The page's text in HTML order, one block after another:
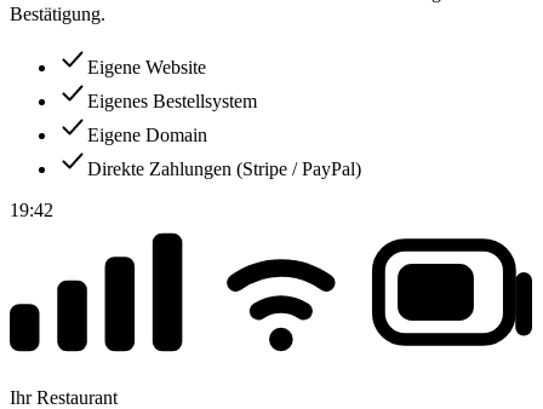
Bestätigung.
Eigene Website
Eigenes Bestellsystem
Eigene Domain
Direkte Zahlungen (Stripe / PayPal)
19:42
Ihr Restaurant